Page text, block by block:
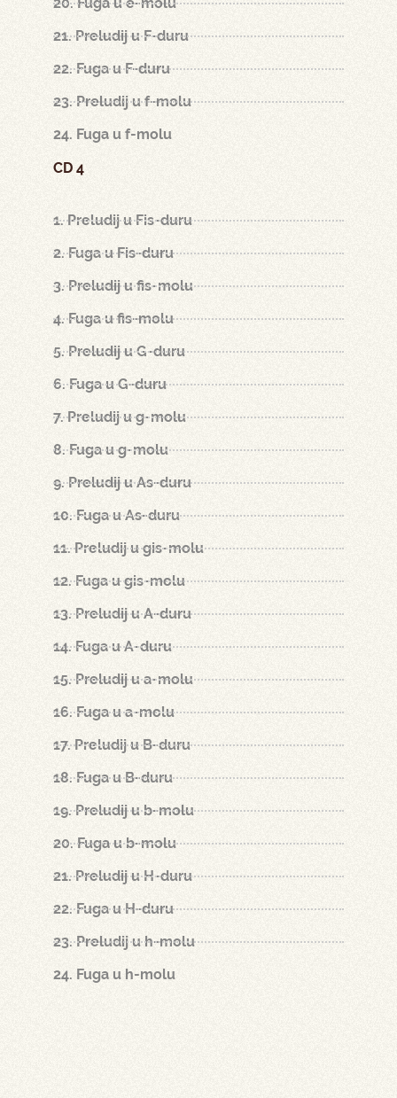
21. Preludij u F-duru
22. Fuga u F-duru
23. Preludij u f-molu
24. Fuga u f-molu
CD 4
1. Preludij u Fis-duru
2. Fuga u Fis-duru
3. Preludij u fis-molu
4. Fuga u fis-molu
5. Preludij u G-duru
6. Fuga u G-duru
7. Preludij u g-molu
8. Fuga u g-molu
9. Preludij u As-duru
10. Fuga u As-duru
11. Preludij u gis-molu
12. Fuga u gis-molu
13. Preludij u A-duru
14. Fuga u A-duru
15. Preludij u a-molu
16. Fuga u a-molu
17. Preludij u B-duru
18. Fuga u B-duru
19. Preludij u b-molu
20. Fuga u b-molu
21. Preludij u H-duru
22. Fuga u H-duru
23. Preludij u h-molu
24. Fuga u h-molu